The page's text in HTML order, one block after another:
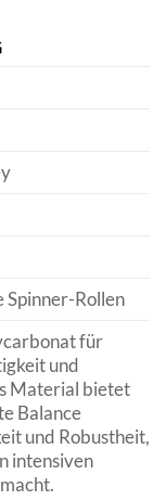
Rollen
für
und
Material bietet
Balance
und Robustheit,
intensiven